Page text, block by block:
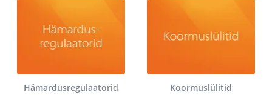
Hämardusregulaatorid Koormuslülitid